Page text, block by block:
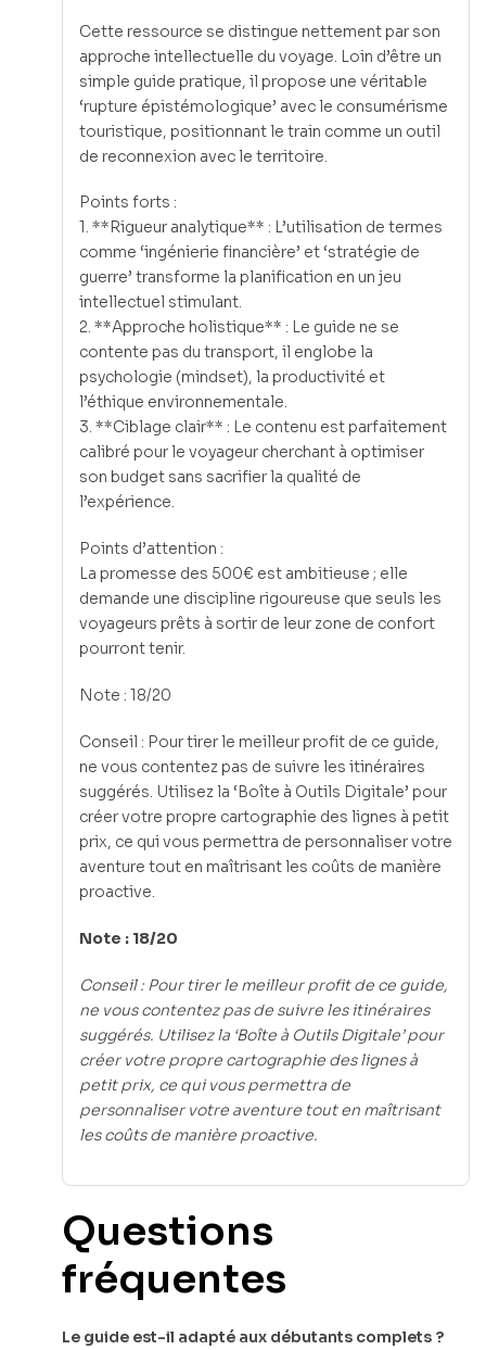
Cette ressource se distingue nettement par son
approche intellectuelle du voyage. Loin d’être un
simple guide pratique, il propose une véritable
‘rupture épistémologique’ avec le consumérisme
touristique, positionnant le train comme un outil
de reconnexion avec le territoire.
Points forts :
1. **Rigueur analytique** : L’utilisation de termes
comme ‘ingénierie financière’ et ‘stratégie de
guerre’ transforme la planification en un jeu
intellectuel stimulant.
2. **Approche holistique** : Le guide ne se
contente pas du transport, il englobe la
psychologie (mindset), la productivité et
l’éthique environnementale.
3. **Ciblage clair** : Le contenu est parfaitement
calibré pour le voyageur cherchant à optimiser
son budget sans sacrifier la qualité de
l’expérience.
Points d’attention :
La promesse des 500€ est ambitieuse ; elle
demande une discipline rigoureuse que seuls les
voyageurs prêts à sortir de leur zone de confort
pourront tenir.
Note : 18/20
Conseil : Pour tirer le meilleur profit de ce guide,
ne vous contentez pas de suivre les itinéraires
suggérés. Utilisez la ‘Boîte à Outils Digitale’ pour
créer votre propre cartographie des lignes à petit
prix, ce qui vous permettra de personnaliser votre
aventure tout en maîtrisant les coûts de manière
proactive.
Note : 18/20
Conseil : Pour tirer le meilleur profit de ce guide,
ne vous contentez pas de suivre les itinéraires
suggérés. Utilisez la ‘Boîte à Outils Digitale’ pour
créer votre propre cartographie des lignes à
petit prix, ce qui vous permettra de
personnaliser votre aventure tout en maîtrisant
les coûts de manière proactive.
Questions
fréquentes
Le guide est-il adapté aux débutants complets ?